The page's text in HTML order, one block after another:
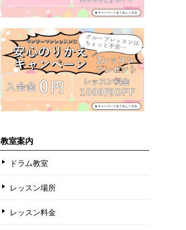
教室案内
ドラム教室
レッスン場所
レッスン料金